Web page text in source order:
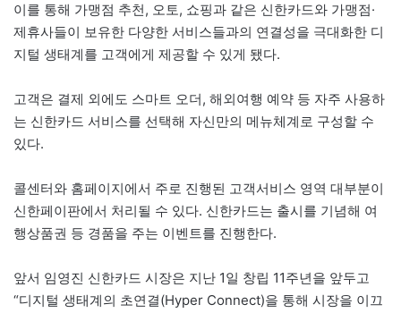
이를 통해 가맹점 추천, 오토, 쇼핑과 같은 신한카드와 가맹점·
제휴사들이 보유한 다양한 서비스들과의 연결성을 극대화한 디
지털 생태계를 고객에게 제공할 수 있게 됐다.
고객은 결제 외에도 스마트 오더, 해외여행 예약 등 자주 사용하
는 신한카드 서비스를 선택해 자신만의 메뉴체계로 구성할 수
있다.
콜센터와 홈페이지에서 주로 진행된 고객서비스 영역 대부분이
신한페이판에서 처리될 수 있다. 신한카드는 출시를 기념해 여
행상품권 등 경품을 주는 이벤트를 진행한다.
앞서 임영진 신한카드 시장은 지난 1일 창립 11주년을 앞두고
“디지털 생태계의 초연결(Hyper Connect)을 통해 시장을 이끄